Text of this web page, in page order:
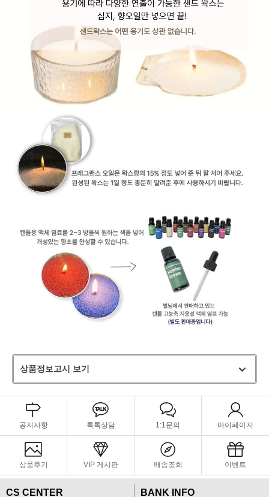
상품정보고시 보기
공지사항 톡톡상담 1:1문의 마이페이지
상품후기 VIP 게시판 배송조회 이벤트
CS CENTER BANK INFO